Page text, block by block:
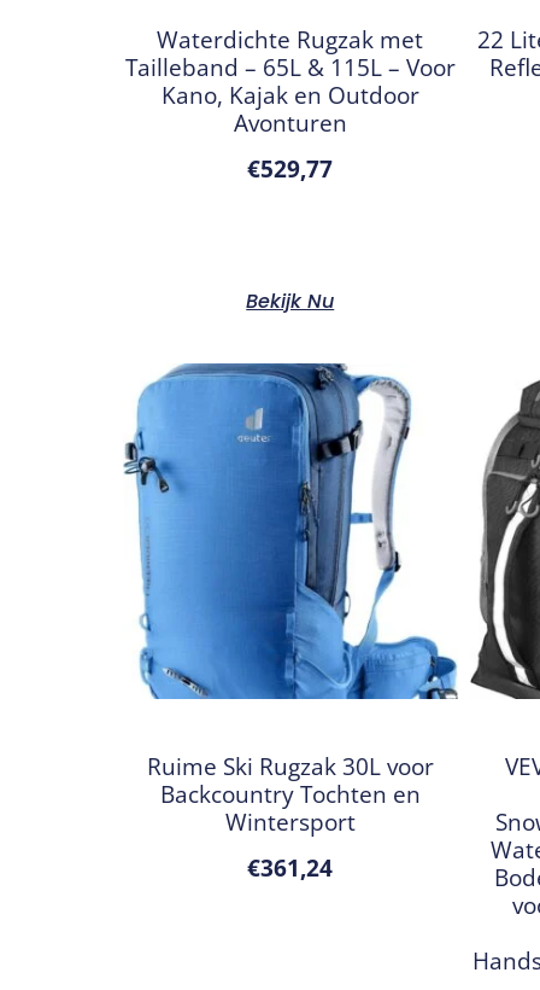
Waterdichte Rugzak met
Tailleband – 65L & 115L – Voor
Kano, Kajak en Outdoor
Avonturen
€529,77
Bekijk Nu
22
Ruime Ski Rugzak 30L voor
Backcountry Tochten en
Wintersport
€361,24